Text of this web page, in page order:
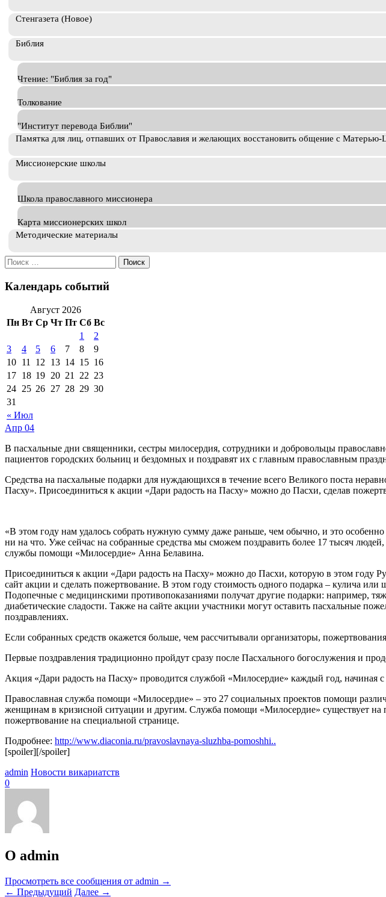
Стенгазета (Новое)
Библия
Чтение: "Библия за год"
Толкование
"Институт перевода Библии"
Памятка для лиц, отпавших от Православия и желающих восстановить общение с Матерью-
Миссионерские школы
Школа православного миссионера
Карта миссионерских школ
Методические материалы
Искать:
Календарь событий
Август 2026
Пн Вт Ср Чт Пт Сб Вс
« Июл
1
2
3
4 5 6 7 8
9
10 11 12 13 14 15 16
17 18 19 20 21 22 23
24 25 26 27 28 29 30
31
Апр 04
В пасхальные дни священники, сестры милосердия, сотрудники и добровольцы
пациентов городских больниц и бездомных и поздравят их с главным православным
Средства на пасхальные подарки для нуждающихся в течение всего Великого поста
Пасху». Присоединиться к акции «Дари радость на Пасху» можно до Пасхи, сделав
«В этом году нам удалось собрать нужную сумму даже раньше, чем обычно, и это
ни на что. Уже сейчас на собранные средства мы сможем поздравить более 17 тысяч
службы помощи «Милосердие» Анна Белавина.
Присоединиться к акции «Дари радость на Пасху» можно до Пасхи, которую в этом году
сайт акции и сделать пожертвование. В этом году стоимость одного подарка – кулича или
Подопечные с медицинскими противопоказаниями получат другие подарки: например,
диабетические сладости. Также на сайте акции участники могут оставить пасхальные
поздравлениях.
Если собранных средств окажется больше, чем рассчитывали организаторы,
Первые поздравления традиционно пройдут сразу после Пасхального богослужения и
Акция «Дари радость на Пасху» проводится службой «Милосердие» каждый год, начиная с
Православная служба помощи «Милосердие» – это 27 социальных проектов помощи
женщинам в кризисной ситуации и другим. Служба помощи «Милосердие» существует
пожертвование на специальной странице.
Подробнее: http://www.diaconia.ru/pravoslavnaya-sluzhba-pomoshhi..
[spoiler][/spoiler]
admin Новости викариатств
0
О admin
Просмотреть все сообщения от admin →
← Предыдущий Далее →